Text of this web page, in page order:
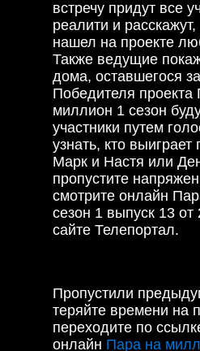
встречу придут все
реалити и расскажут,
нашел на проекте
Также ведущие
дома, оставшегося
Победителя проекта
миллион 1 сезон
участники путем
узнать, кто
Марк и Настя или
пропустите
смотрите онлайн
сезон 1 выпуск 13 от
сайте Телепортал.
Пропустили
теряйте времени на
переходите по
онлайн Пара на